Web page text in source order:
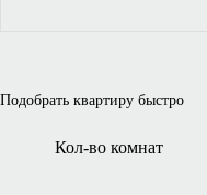
Подобрать квартиру быстро
Кол-во комнат